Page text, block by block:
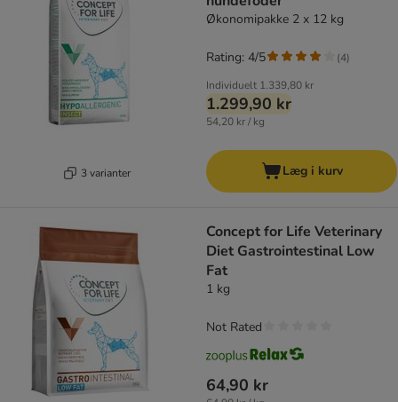
3 varianter
Økonomipakke 2 x 12 kg
Individuelt 1.339,80 kr
1.299,90 kr
54,20 kr / kg
Rating: 4/5 (4)
Læg i kurv
Concept for Life Veterinary
Diet Gastrointestinal Low
Fat
1 kg
64,90 kr
Not Rated